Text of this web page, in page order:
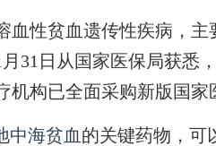
血性贫血遗传性疾病，
31日从国家医保局获悉
机构已全面采购新版国家
中海贫血的关键药物，可